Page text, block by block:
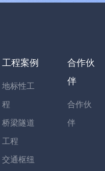
工程案例
地标性工
程
桥梁隧道
工程
交通枢纽
合作伙
伴
合作伙
伴